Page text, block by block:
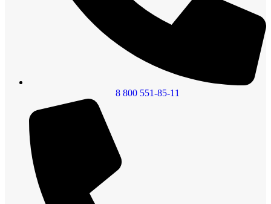
8 800 551-85-11